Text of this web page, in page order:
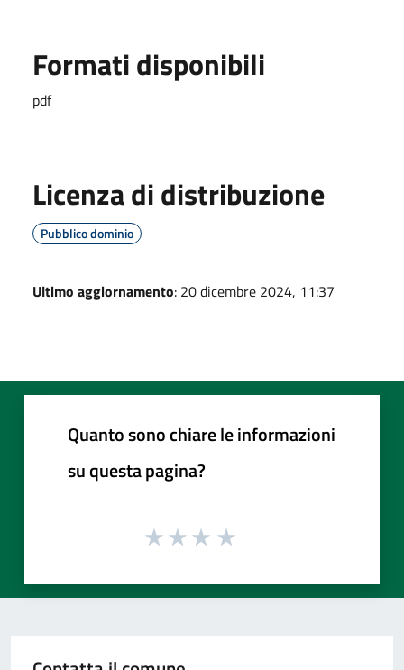
Formati disponibili
pdf
Licenza di distribuzione
Pubblico dominio
Ultimo aggiornamento: 20 dicembre 2024, 11:37
Quanto sono chiare le informazioni
su questa pagina?